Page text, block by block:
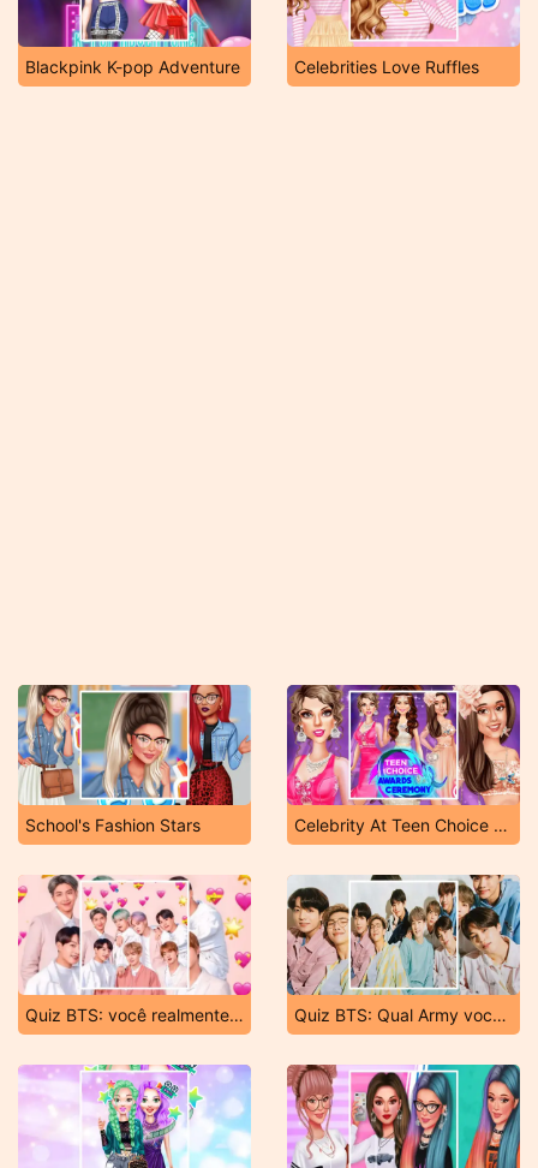
Blackpink K-pop Adventure Celebrities Love Ruffles
School's Fashion Stars Celebrity At Teen Choice Awards
Quiz BTS: você realmente é fã do grupo? Quiz BTS: Qual Army você pertence?